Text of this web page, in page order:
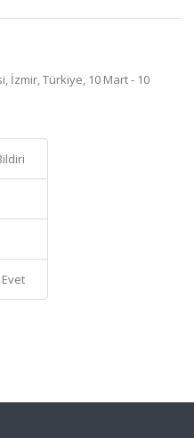
İzmir, Türkiye, 10 Mart - 10
Evet